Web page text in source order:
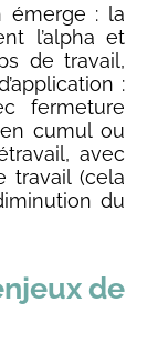
émerge : la
l’alpha et
de travail,
:
fermeture
cumul ou
avec
travail (cela
du
de